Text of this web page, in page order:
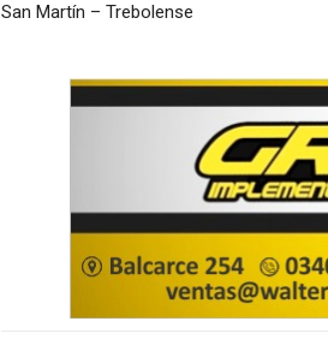
San Martín – Trebolense